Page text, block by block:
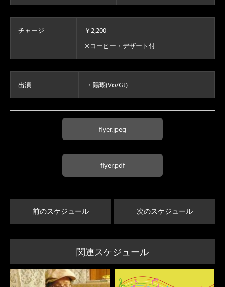
チャージ
￥2,200-
※コーヒー・デザート付
出演 ・陽瑚(Vo/Gt)
flyer.jpeg
flyer.pdf
前のスケジュール 次のスケジュール
関連スケジュール